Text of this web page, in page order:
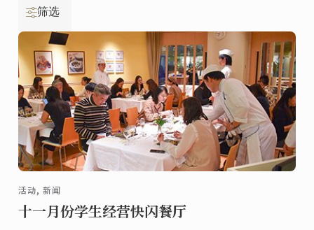
筛选
活动, 新闻
十一月份学生经营快闪餐厅